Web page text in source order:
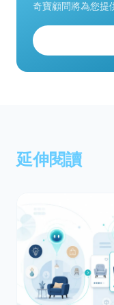
奇寶顧問將為您提
延伸閱讀